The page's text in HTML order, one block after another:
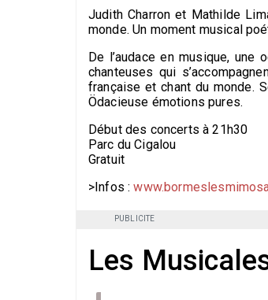
Judith Charron et Mathilde
monde. Un moment musical
De l’audace en musique, une
chanteuses qui
française et chant du monde.
Ödacieuse émotions pures.
Début des concerts à 21h30
Parc du Cigalou
Gratuit
>Infos :
PUBLICITE
Les